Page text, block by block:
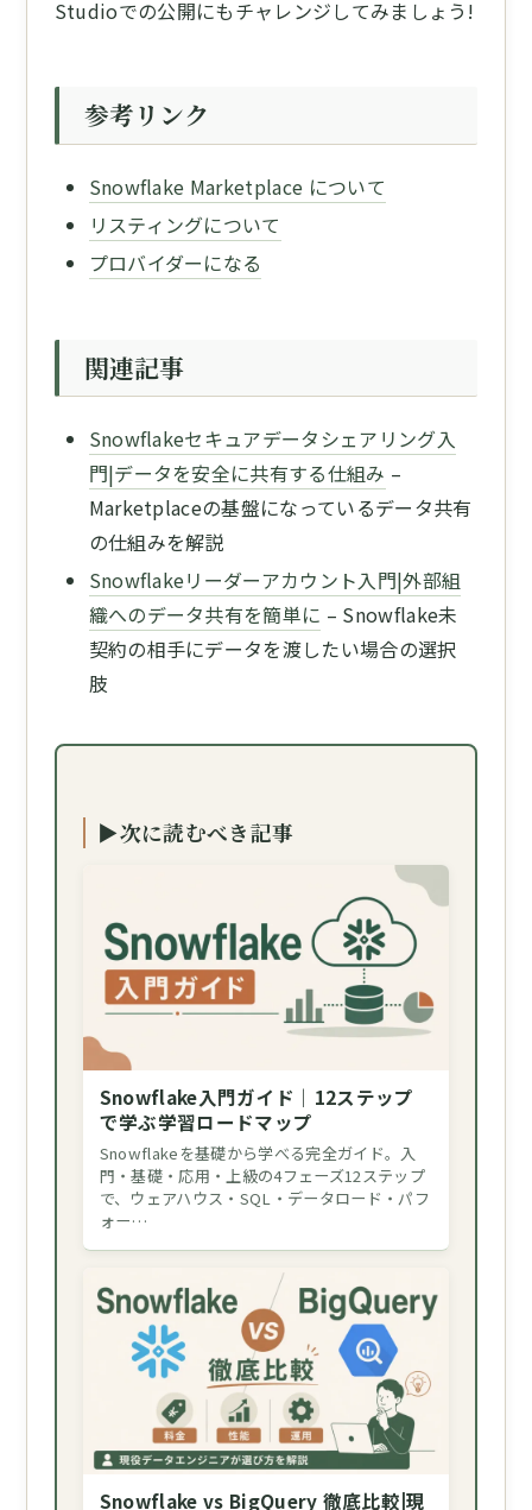
Studioでの公開にもチャレンジしてみましょう!
参考リンク
Snowflake Marketplace について
リスティングについて
プロバイダーになる
関連記事
Snowflakeセキュアデータシェアリング入
門|データを安全に共有する仕組み –
Marketplaceの基盤になっているデータ共有
の仕組みを解説
Snowflakeリーダーアカウント入門|外部組
織へのデータ共有を簡単に – Snowflake未
契約の相手にデータを渡したい場合の選択
肢
▶次に読むべき記事
Snowflake入門ガイド｜12ステップ
で学ぶ学習ロードマップ
Snowflakeを基礎から学べる完全ガイド。入
門・基礎・応用・上級の4フェーズ12ステップ
で、ウェアハウス・SQL・データロード・パフ
ォー…
Snowflake vs BigQuery 徹底比較|現